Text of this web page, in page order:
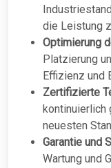
die Leistung
Optimierung
Platzierung
Effizienz und
Zertifizierte
kontinuierlich
neuesten
Garantie und
Wartung und